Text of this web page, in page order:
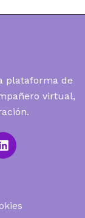
plataforma de
virtual,